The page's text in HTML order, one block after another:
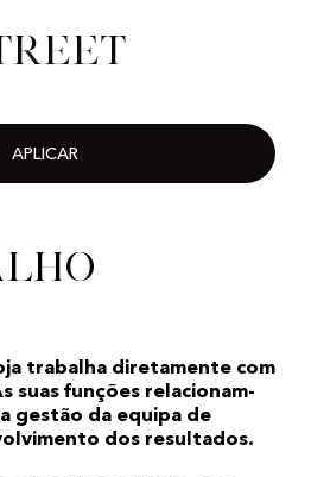
APLICAR
trabalha diretamente com
suas funções relacionam-
gestão da equipa de
dos resultados.